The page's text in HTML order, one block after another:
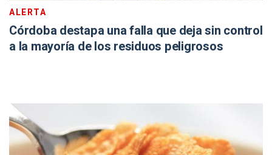
ALERTA
Córdoba destapa una falla que deja sin control
a la mayoría de los residuos peligrosos